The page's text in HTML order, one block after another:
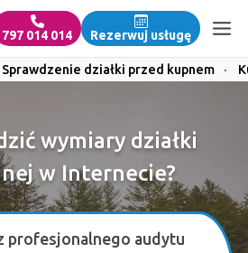
797 014 014 Rezerwuj usługę
Sprawdzenie działki przed kupnem ·
wymiary działki
w Internecie?
profesjonalnego audytu